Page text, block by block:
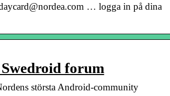
… logga in på dina
forum
största Android-community